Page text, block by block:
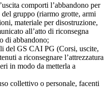
comporti l’abbandono per
gruppo (riarmo grotte, armi
materiale per disostruzione,
all’atto di riconsegna
di abbandono;
del GS CAI PG (Corsi, uscite,
a riconsegnare l’attrezzatura
in modo da metterla a
collettivo o personale, facenti